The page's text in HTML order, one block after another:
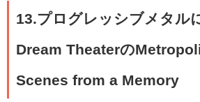
13.プログレッシブメタル
Dream Theaterの
Scenes from a Memory